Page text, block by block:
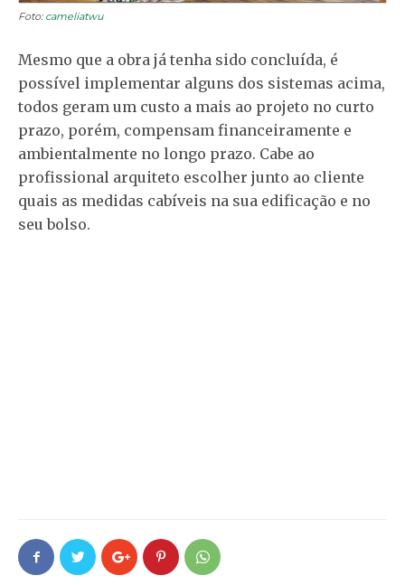
Foto: cameliatwu
Mesmo que a obra já tenha sido concluída, é
possível implementar alguns dos sistemas acima,
todos geram um custo a mais ao projeto no curto
prazo, porém, compensam financeiramente e
ambientalmente no longo prazo. Cabe ao
profissional arquiteto escolher junto ao cliente
quais as medidas cabíveis na sua edificação e no
seu bolso.